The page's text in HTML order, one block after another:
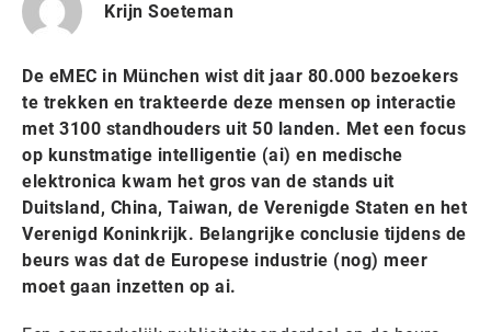
Krijn Soeteman
De eMEC in München wist dit jaar 80.000 bezoekers
te trekken en trakteerde deze mensen op interactie
met 3100 standhouders uit 50 landen. Met een focus
op kunstmatige intelligentie (ai) en medische
elektronica kwam het gros van de stands uit
Duitsland, China, Taiwan, de Verenigde Staten en het
Verenigd Koninkrijk. Belangrijke conclusie tijdens de
beurs was dat de Europese industrie (nog) meer
moet gaan inzetten op ai.